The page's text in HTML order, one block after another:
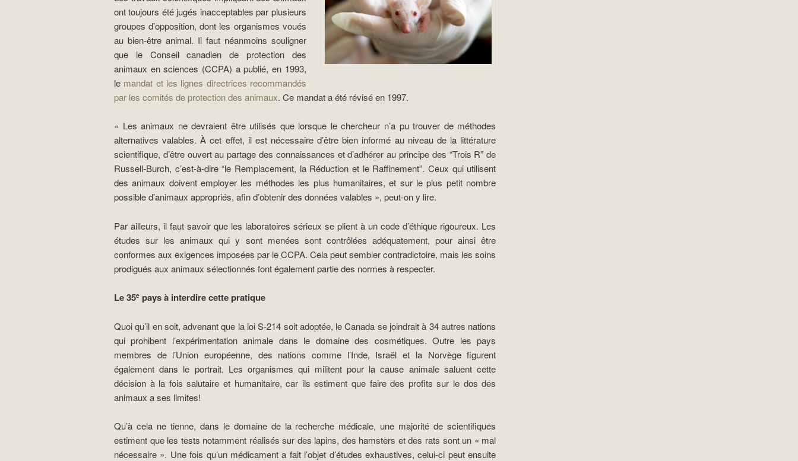
ont toujours été jugés inacceptables par plusieurs
groupes d’opposition, dont les organismes voués
au bien-être animal. Il faut néanmoins souligner
que le Conseil canadien de protection des
animaux en sciences (CCPA) a publié, en 1993,
le mandat et les lignes directrices recommandés
par les comités de protection des animaux. Ce mandat a été révisé en 1997.
« Les animaux ne devraient être utilisés que lorsque le chercheur n’a pu trouver de méthodes
alternatives valables. À cet effet, il est nécessaire d’être bien informé au niveau de la littérature
scientifique, d’être ouvert au partage des connaissances et d’adhérer au principe des “Trois R” de
Russell-Burch, c’est-à-dire “le Remplacement, la Réduction et le Raffinement”. Ceux qui utilisent
des animaux doivent employer les méthodes les plus humanitaires, et sur le plus petit nombre
possible d’animaux appropriés, afin d’obtenir des données valables », peut-on y lire.
Par ailleurs, il faut savoir que les laboratoires sérieux se plient à un code d’éthique rigoureux. Les
études sur les animaux qui y sont menées sont contrôlées adéquatement, pour ainsi être
conformes aux exigences imposées par le CCPA. Cela peut sembler contradictoire, mais les soins
prodigués aux animaux sélectionnés font également partie des normes à respecter.
Le 35e pays à interdire cette pratique
Quoi qu’il en soit, advenant que la loi S-214 soit adoptée, le Canada se joindrait à 34 autres nations
qui prohibent l’expérimentation animale dans le domaine des cosmétiques. Outre les pays
membres de l’Union européenne, des nations comme l’Inde, Israël et la Norvège figurent
également dans le portrait. Les organismes qui militent pour la cause animale saluent cette
décision à la fois salutaire et humanitaire, car ils estiment que faire des profits sur le dos des
animaux a ses limites!
Qu’à cela ne tienne, dans le domaine de la recherche médicale, une majorité de scientifiques
estiment que les tests notamment réalisés sur des lapins, des hamsters et des rats sont un « mal
nécessaire ». Une fois qu’un médicament a fait l’objet d’études exhaustives, celui-ci peut ensuite